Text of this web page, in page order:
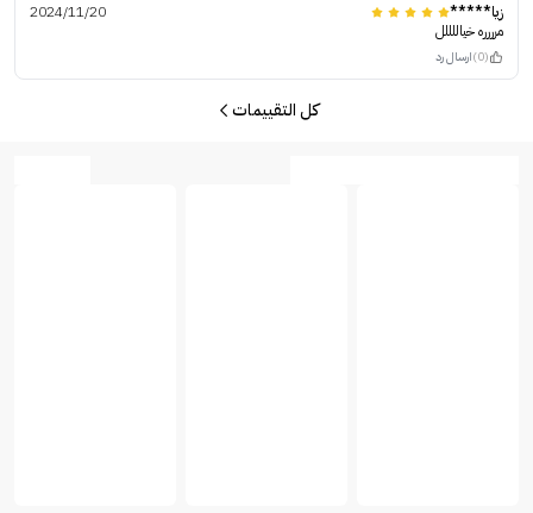
زيا*****
2024/11/20
مرررره خياللللل
(0) ارسال رد
كل التقييمات